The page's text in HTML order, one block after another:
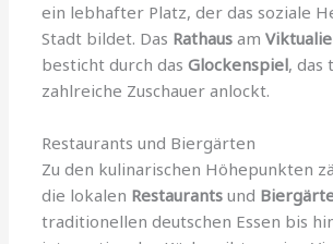
ein lebhafter Platz, der das soziale
Stadt bildet. Das Rathaus am
besticht durch dasGlockenspiel, das
zahlreiche Zuschauer anlockt.
Restaurants und Biergärten
Zu den kulinarischen Höhepunkten
die lokalen Restaurants und
traditionellen deutschen Essen bis